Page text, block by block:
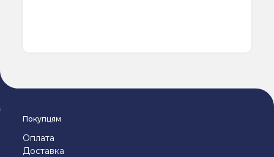
Покупцям
Оплата
Доставка